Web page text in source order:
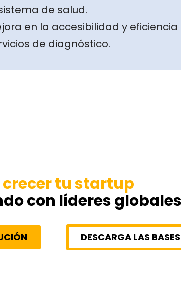
de salud.
en la accesibilidad y eficiencia
de diagnóstico.
crecer tu startup
con líderes globales
DESCARGA LAS BASES